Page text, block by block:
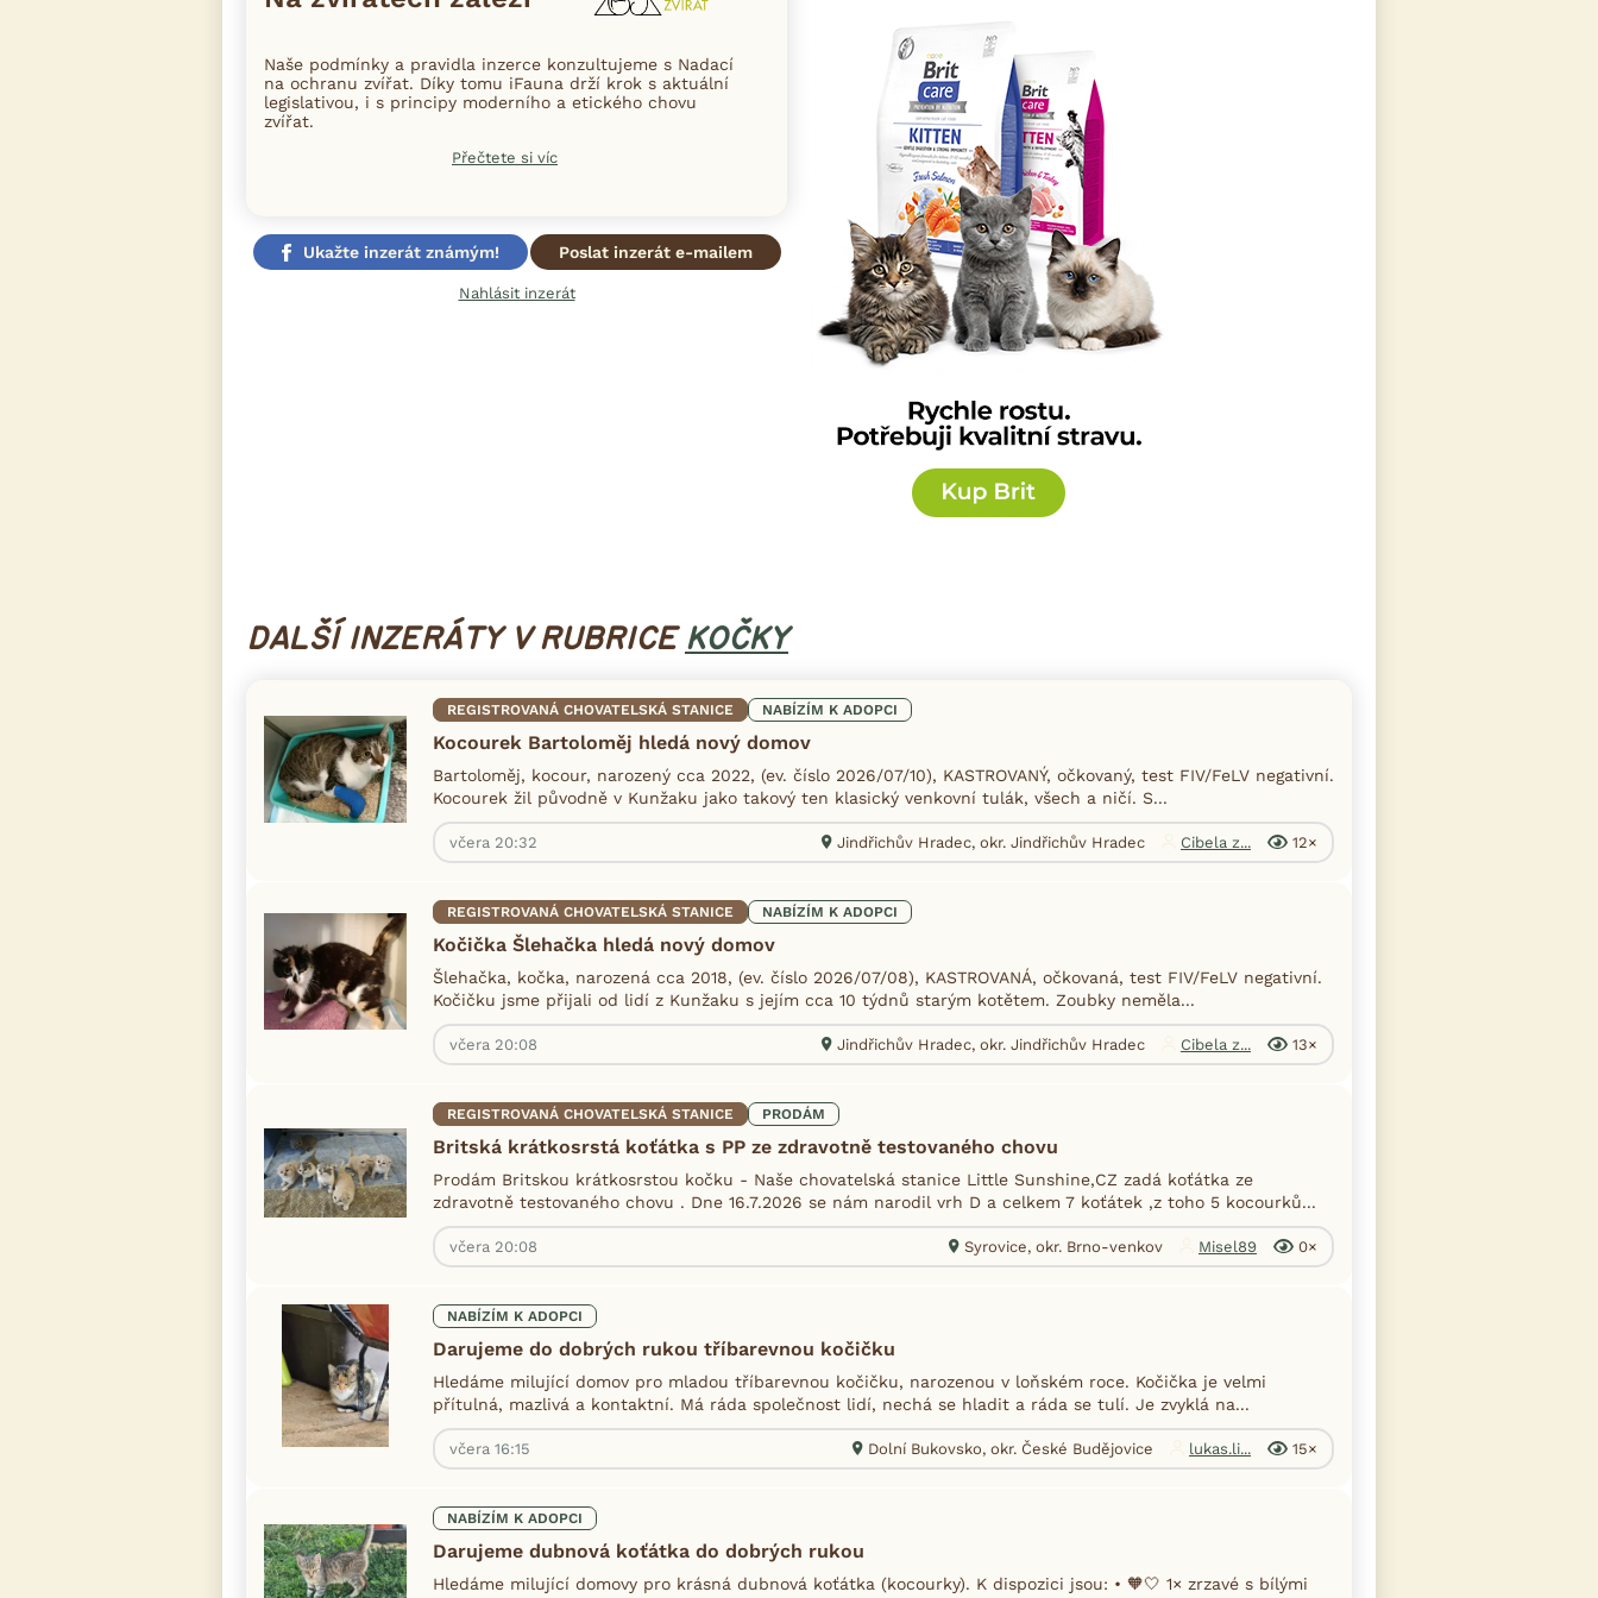
Naše podmínky a pravidla inzerce konzultujeme s Nadací
na ochranu zvířat. Díky tomu iFauna drží krok s aktuální
legislativou, i s principy moderního a etického chovu
zvířat.
Přečtete si víc
Ukažte inzerát známým! Poslat inzerát e-mailem
Nahlásit inzerát
DALŠÍ INZERÁTY V RUBRICE KOČKY
REGISTROVANÁ CHOVATELSKÁ STANICE NABÍZÍM K ADOPCI
Kocourek Bartoloměj hledá nový domov
Bartoloměj, kocour, narozený cca 2022, (ev. číslo 2026/07/10), KASTROVANÝ, očkovaný, test FIV/FeLV negativní.
Kocourek žil původně v Kunžaku jako takový ten klasický venkovní tulák, všech a ničí. S...
včera 20:32 Jindřichův Hradec, okr. Jindřichův Hradec Cibela z... 12×
REGISTROVANÁ CHOVATELSKÁ STANICE NABÍZÍM K ADOPCI
Kočička Šlehačka hledá nový domov
Šlehačka, kočka, narozená cca 2018, (ev. číslo 2026/07/08), KASTROVANÁ, očkovaná, test FIV/FeLV negativní.
Kočičku jsme přijali od lidí z Kunžaku s jejím cca 10 týdnů starým kotětem. Zoubky neměla...
včera 20:08 Jindřichův Hradec, okr. Jindřichův Hradec Cibela z... 13×
REGISTROVANÁ CHOVATELSKÁ STANICE PRODÁM
Britská krátkosrstá koťátka s PP ze zdravotně testovaného chovu
Prodám Britskou krátkosrstou kočku - Naše chovatelská stanice Little Sunshine,CZ zadá koťátka ze
zdravotně testovaného chovu . Dne 16.7.2026 se nám narodil vrh D a celkem 7 koťátek ,z toho 5 kocourků...
včera 20:08 Syrovice, okr. Brno-venkov Misel89 0×
NABÍZÍM K ADOPCI
Darujeme do dobrých rukou tříbarevnou kočičku
Hledáme milující domov pro mladou tříbarevnou kočičku, narozenou v loňském roce. Kočička je velmi
přítulná, mazlivá a kontaktní. Má ráda společnost lidí, nechá se hladit a ráda se tulí. Je zvyklá na...
včera 16:15 Dolní Bukovsko, okr. České Budějovice lukas.li... 15×
NABÍZÍM K ADOPCI
Darujeme dubnová koťátka do dobrých rukou
Hledáme milující domovy pro krásná dubnová koťátka (kocourky). K dispozici jsou: • 🧡🤍 1× zrzavé s bílými